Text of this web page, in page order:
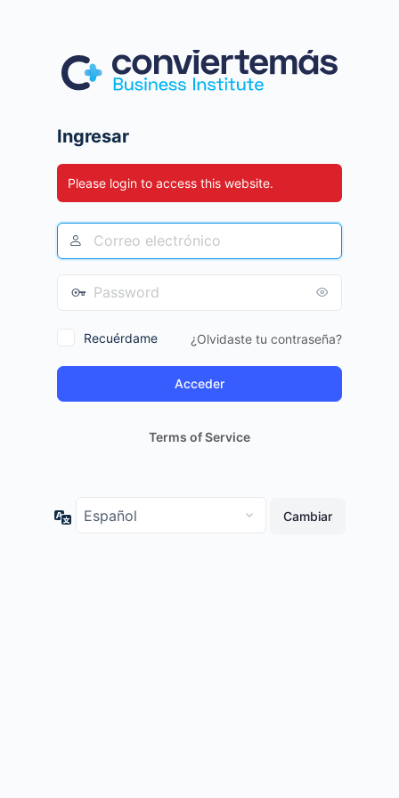
Ingresar
Please login to access this website.
Recuérdame ¿Olvidaste tu contraseña?
Terms of Service
Idioma